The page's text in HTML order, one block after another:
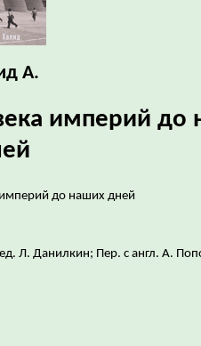
А.
империй до
до наших дней
Л. Данилкин; Пер. с англ. А.